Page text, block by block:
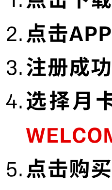
速度
一代的”闪连“连
轻松支持4K流媒
器的评价
刀塔